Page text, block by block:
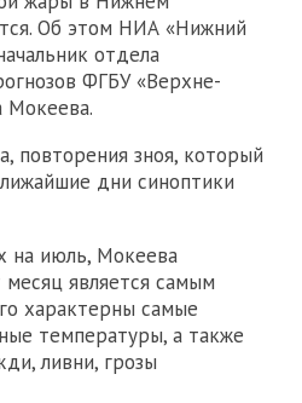
Об этом НИА «Нижний
отдела
ФГБУ «Верхне-
Мокеева.
повторения зноя, который
дни синоптики
на июль, Мокеева
месяц является самым
характерны самые
температуры, а также
ливни, грозы